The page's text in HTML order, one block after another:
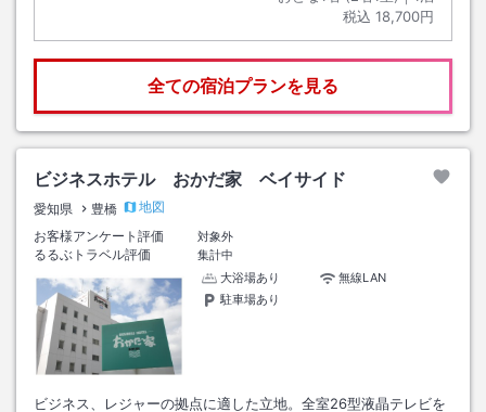
税込 18,700円
全ての宿泊プランを見る
ビジネスホテル おかだ家 ベイサイド
愛知県 豊橋
地図
お客様アンケート評価
対象外
るるぶトラベル評価
集計中
大浴場あり
無線LAN
駐車場あり
ビジネス、レジャーの拠点に適した立地。全室26型液晶テレビを